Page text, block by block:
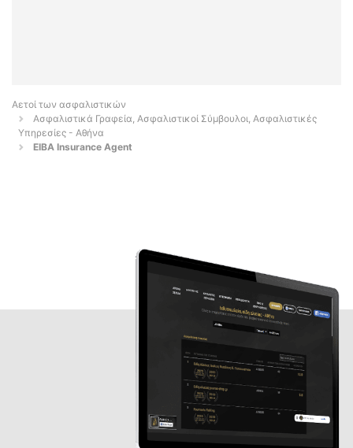
Αετοί των ασφαλιστικών
Ασφαλιστικά Γραφεία, Ασφαλιστικοί Σύμβουλοι, Ασφαλιστικές
Υπηρεσίες - Αθήνα
EIBA Insurance Agent